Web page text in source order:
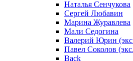
Наталья Сенчукова
Сергей Любавин
Марина Журавлева
Мали Седогина
Валерий Юрин
Павел Соколов
Back